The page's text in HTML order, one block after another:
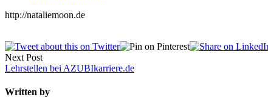
http://nataliemoon.de
Next Post
Lehrstellen bei AZUBIkarriere.de
Written by